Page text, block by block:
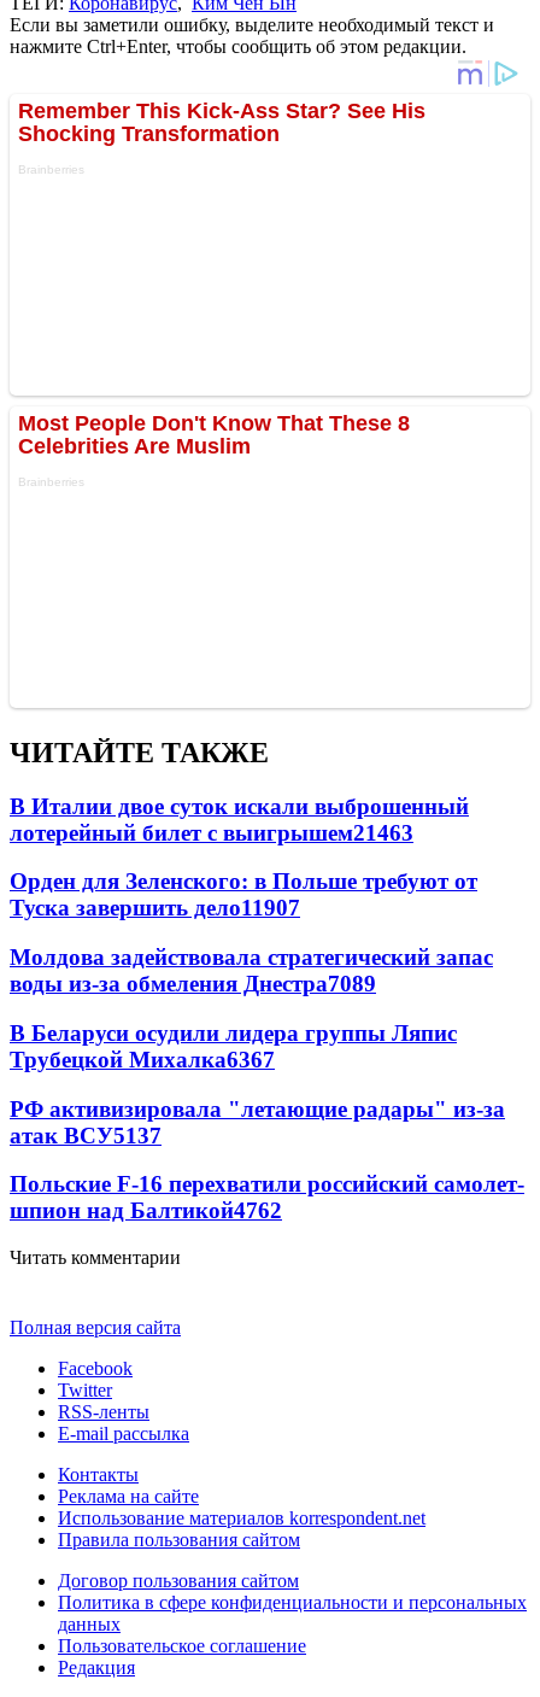
Если вы заметили ошибку, выделите необходимый текст и
нажмите Ctrl+Enter, чтобы сообщить об этом редакции.
ЧИТАЙТЕ ТАКЖЕ
В Италии двое суток искали выброшенный
лотерейный билет с выигрышем21463
Орден для Зеленского: в Польше требуют от
Туска завершить дело11907
Молдова задействовала стратегический запас
воды из-за обмеления Днестра7089
В Беларуси осудили лидера группы Ляпис
Трубецкой Михалка6367
РФ активизировала "летающие радары" из-за
атак ВСУ5137
Польские F-16 перехватили российский самолет-
шпион над Балтикой4762
Читать комментарии
Полная версия сайта
Facebook
Twitter
RSS-ленты
E-mail рассылка
Контакты
Реклама на сайте
Использование материалов korrespondent.net
Правила пользования сайтом
Договор пользования сайтом
Политика в сфере конфиденциальности и персональных
данных
Пользовательское соглашение
Редакция